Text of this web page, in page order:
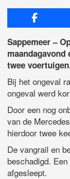
Sappemeer –
maandagavond
twee
Bij het ongeval
ongeval werd
Door een nog
van de
hierdoor twee
De vangrail en
beschadigd.
afgesleept.